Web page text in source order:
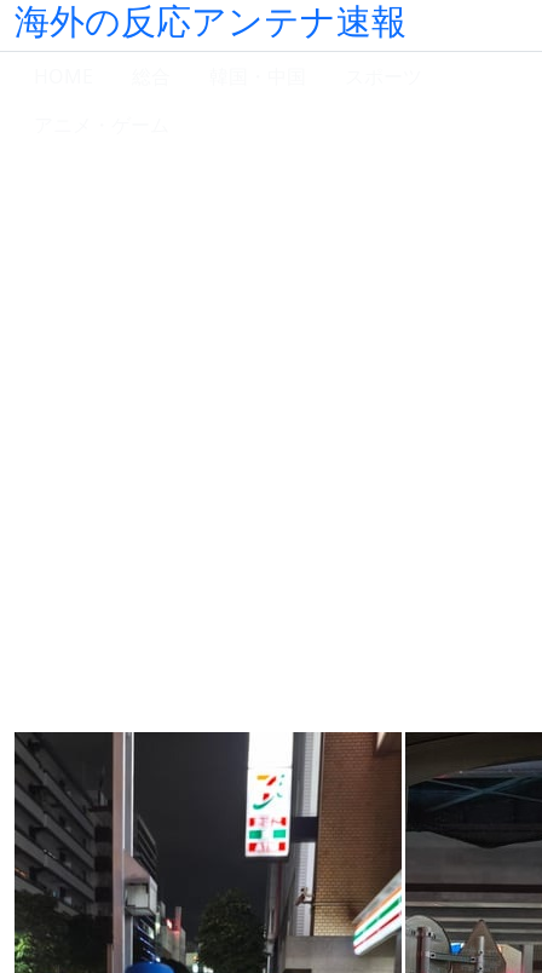
海外の反応アンテナ速報